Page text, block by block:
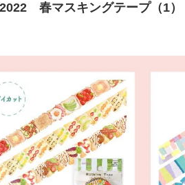
2022 春マスキングテープ（1）